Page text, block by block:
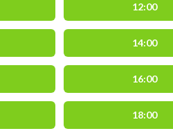
12:00
14:00
16:00
18:00